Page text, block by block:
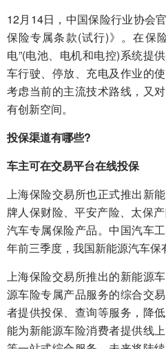
12月14日，中国保险行业协会
保险专属条款(试行)》。在保
电”(电池、电机和电控)系统提
车行驶、停放、充电及作业的
考虑当前的主流技术路线，又
有创新空间。
投保渠道有哪些?
车主可在交易平台在线投保
上海保险交易所也正式推出新
牌人保财险、平安产险、太保
汽车专属保险产品。中国汽车
年前三季度，我国新能源汽车保
上海保险交易所推出的新能源
源车险专属产品服务的综合交
者提供投保、查询等服务，降
能为新能源车险消费者提供线